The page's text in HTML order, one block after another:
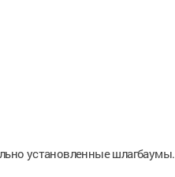
установленные шлагбаумы.